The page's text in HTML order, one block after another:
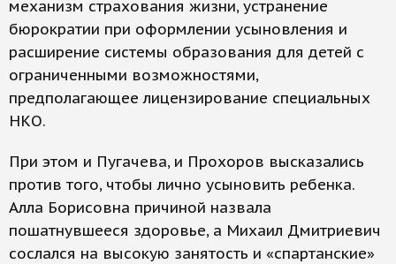
механизм страхования жизни, устранение
бюрократии при оформлении усыновления и
расширение системы образования для детей с
ограниченными возможностями,
предполагающее лицензирование специальных
НКО.
При этом и Пугачева, и Прохоров высказались
против того, чтобы лично усыновить ребенка.
Алла Борисовна причиной назвала
пошатнувшееся здоровье, а Михаил Дмитриевич
сослался на высокую занятость и «спартанские»